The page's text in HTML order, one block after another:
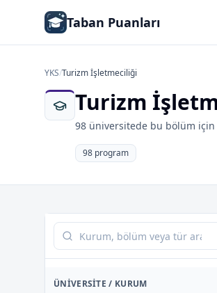
Taban Puanları
YKS/Turizm İşletmeciliği
Turizm
98 üniversitede bu bölüm için
98 program
Tabloda ara
ÜNIVERSITE / KURUM